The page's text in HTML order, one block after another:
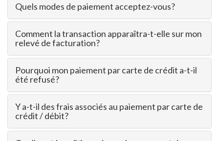
Quels modes de paiement acceptez-vous?
Comment la transaction apparaîtra-t-elle sur mon
relevé de facturation?
Pourquoi mon paiement par carte de crédit a-t-il
été refusé?
Y a-t-il des frais associés au paiement par carte de
crédit / débit?